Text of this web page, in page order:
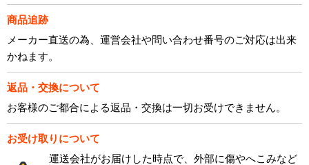
商品追跡
メーカー直送の為、運営会社や問い合わせ番号のご対応は出来
かねます。
返品・交換について
お客様のご都合による返品・交換は一切お受けできません。
お受け取りについて
運送会社がお届けした時点で、外部に傷やへこみなど